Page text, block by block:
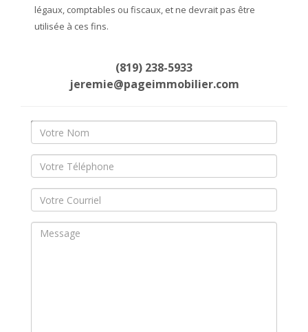
légaux, comptables ou fiscaux, et ne devrait pas être
utilisée à ces fins.
(819) 238-5933
jeremie@pageimmobilier.com